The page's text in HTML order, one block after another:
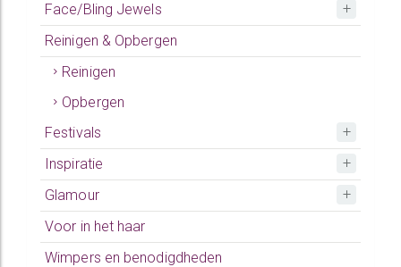
Face/Bling Jewels
Reinigen & Opbergen
Reinigen
Opbergen
Festivals
Inspiratie
Glamour
Voor in het haar
Wimpers en benodigdheden